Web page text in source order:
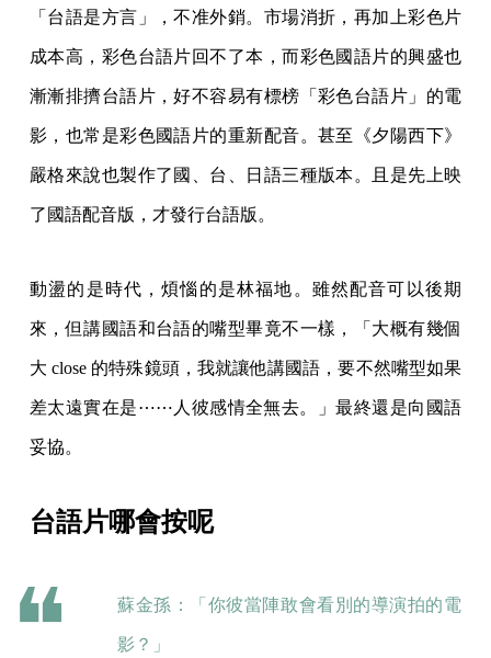
「台語是方言」，不准外銷。市場消折，再加上彩色片
成本高，彩色台語片回不了本，而彩色國語片的興盛也
漸漸排擠台語片，好不容易有標榜「彩色台語片」的電
影，也常是彩色國語片的重新配音。甚至《夕陽西下》
嚴格來說也製作了國、台、日語三種版本。且是先上映
了國語配音版，才發行台語版。
動盪的是時代，煩惱的是林福地。雖然配音可以後期
來，但講國語和台語的嘴型畢竟不一樣，「大概有幾個
大 close 的特殊鏡頭，我就讓他講國語，要不然嘴型如果
差太遠實在是⋯⋯人彼感情全無去。」最終還是向國語
妥協。
台語片哪會按呢
蘇金孫：「你彼當陣敢會看別的導演拍的電
影？」